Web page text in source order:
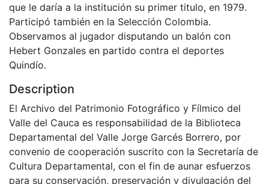
que le daría a la institución su primer titulo, en 1979.
Participó también en la Selección Colombia.
Observamos al jugador disputando un balón con
Hebert Gonzales en partido contra el deportes
Quindío.
Description
El Archivo del Patrimonio Fotográfico y Fílmico del
Valle del Cauca es responsabilidad de la Biblioteca
Departamental del Valle Jorge Garcés Borrero, por
convenio de cooperación suscrito con la Secretaría de
Cultura Departamental, con el fin de aunar esfuerzos
para su conservación, preservación y divulgación del